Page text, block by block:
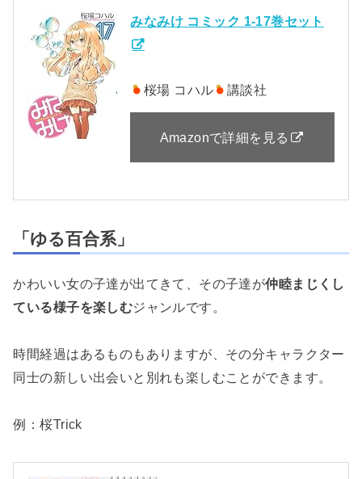
みなみけ コミック 1-17巻セット
桜場 コハル 講談社
Amazonで詳細を見る
「ゆる百合系」
かわいい女の子達が出てきて、その子達が仲睦まじくし
ている様子を楽しむジャンルです。
時間経過はあるものもありますが、その分キャラクター
同士の新しい出会いと別れも楽しむことができます。
例：桜Trick